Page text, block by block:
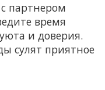
партнером
время
и доверия.
сулят приятное